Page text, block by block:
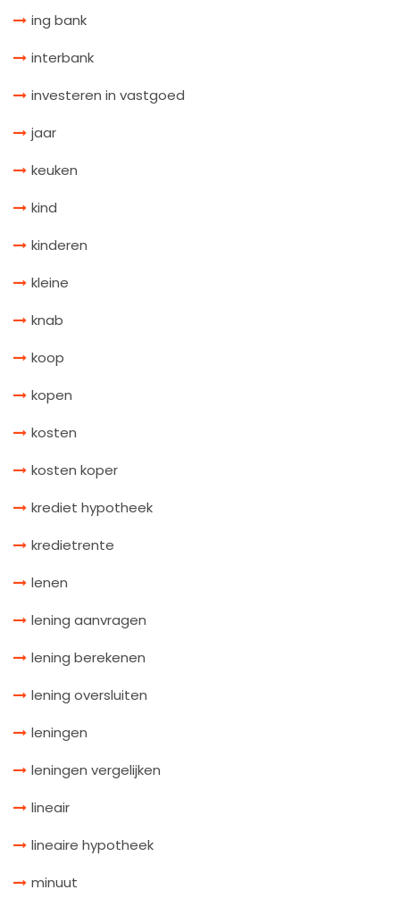
ing bank
interbank
investeren in vastgoed
jaar
keuken
kind
kinderen
kleine
knab
koop
kopen
kosten
kosten koper
krediet hypotheek
kredietrente
lenen
lening aanvragen
lening berekenen
lening oversluiten
leningen
leningen vergelijken
lineair
lineaire hypotheek
minuut